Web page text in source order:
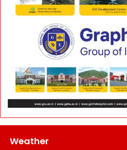
Weather